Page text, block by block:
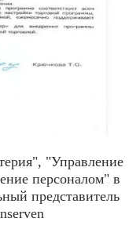
"Управление
персоналом" в
представитель